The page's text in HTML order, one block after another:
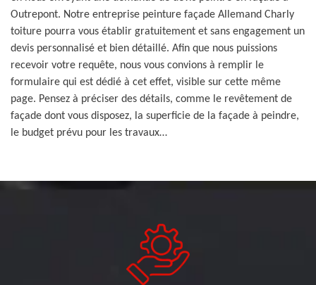
Outrepont. Notre entreprise peinture façade Allemand Charly
toiture pourra vous établir gratuitement et sans engagement un
devis personnalisé et bien détaillé. Afin que nous puissions
recevoir votre requête, nous vous convions à remplir le
formulaire qui est dédié à cet effet, visible sur cette même
page. Pensez à préciser des détails, comme le revêtement de
façade dont vous disposez, la superficie de la façade à peindre,
le budget prévu pour les travaux…